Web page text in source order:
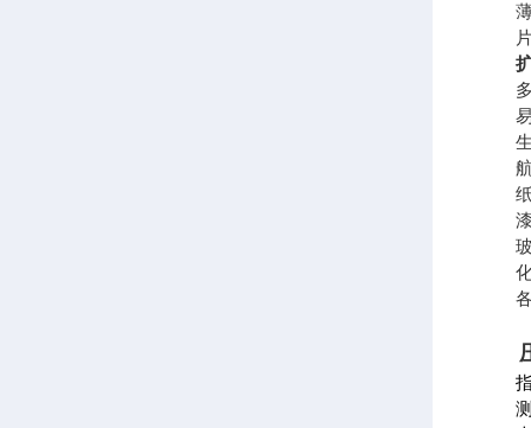
薄膜
片材
多种
易
生
航空
纸及
漆
玻纤
化妆
各